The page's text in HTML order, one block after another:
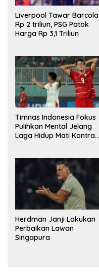
Liverpool Tawar Barcola
Rp 2 triliun, PSG Patok
Harga Rp 3,1 Triliun
Timnas Indonesia Fokus
Pulihkan Mental Jelang
Laga Hidup Mati Kontra
Herdman Janji Lakukan
Perbaikan Lawan
Singapura